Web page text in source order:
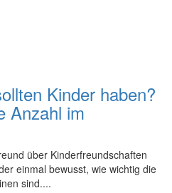
Kinder haben?
Anzahl im
über Kinderfreundschaften
‍einmal bewusst, ⁢wie wichtig die
sind.‍...